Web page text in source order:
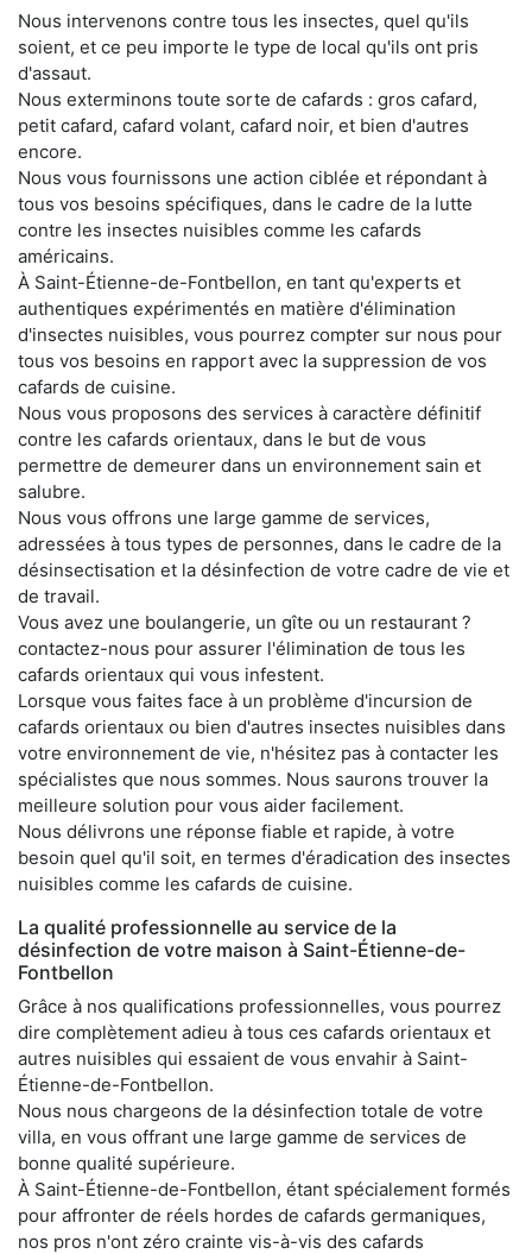
Nous intervenons contre tous les insectes, quel qu'ils
soient, et ce peu importe le type de local qu'ils ont pris
d'assaut.
Nous exterminons toute sorte de cafards : gros cafard,
petit cafard, cafard volant, cafard noir, et bien d'autres
encore.
Nous vous fournissons une action ciblée et répondant à
tous vos besoins spécifiques, dans le cadre de la lutte
contre les insectes nuisibles comme les cafards
américains.
À Saint-Étienne-de-Fontbellon, en tant qu'experts et
authentiques expérimentés en matière d'élimination
d'insectes nuisibles, vous pourrez compter sur nous pour
tous vos besoins en rapport avec la suppression de vos
cafards de cuisine.
Nous vous proposons des services à caractère définitif
contre les cafards orientaux, dans le but de vous
permettre de demeurer dans un environnement sain et
salubre.
Nous vous offrons une large gamme de services,
adressées à tous types de personnes, dans le cadre de la
désinsectisation et la désinfection de votre cadre de vie et
de travail.
Vous avez une boulangerie, un gîte ou un restaurant ?
contactez-nous pour assurer l'élimination de tous les
cafards orientaux qui vous infestent.
Lorsque vous faites face à un problème d'incursion de
cafards orientaux ou bien d'autres insectes nuisibles dans
votre environnement de vie, n'hésitez pas à contacter les
spécialistes que nous sommes. Nous saurons trouver la
meilleure solution pour vous aider facilement.
Nous délivrons une réponse fiable et rapide, à votre
besoin quel qu'il soit, en termes d'éradication des insectes
nuisibles comme les cafards de cuisine.
La qualité professionnelle au service de la
désinfection de votre maison à Saint-Étienne-de-
Fontbellon
Grâce à nos qualifications professionnelles, vous pourrez
dire complètement adieu à tous ces cafards orientaux et
autres nuisibles qui essaient de vous envahir à Saint-
Étienne-de-Fontbellon.
Nous nous chargeons de la désinfection totale de votre
villa, en vous offrant une large gamme de services de
bonne qualité supérieure.
À Saint-Étienne-de-Fontbellon, étant spécialement formés
pour affronter de réels hordes de cafards germaniques,
nos pros n'ont zéro crainte vis-à-vis des cafards